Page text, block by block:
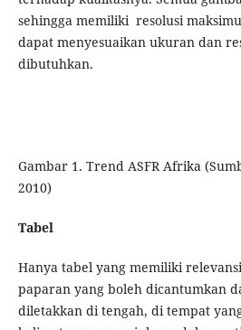
sehingga memiliki resolusi
dapat menyesuaikan ukuran dan
dibutuhkan.
Gambar 1. Trend ASFR Afrika
2010)
Tabel
Hanya tabel yang memiliki
paparan yang boleh dicantumkan
diletakkan di tengah, di tempat